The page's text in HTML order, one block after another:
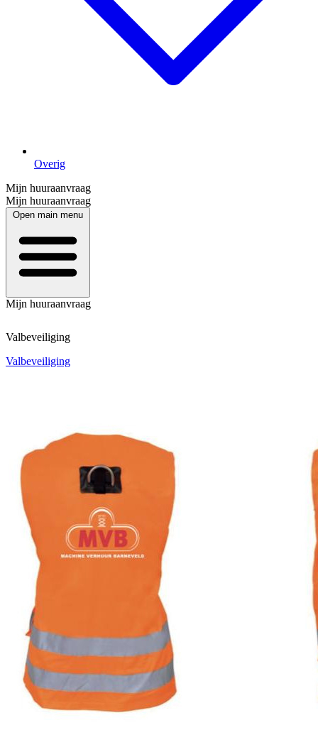
Overig
Mijn huuraanvraag
Mijn huuraanvraag
Open main menu
Mijn huuraanvraag
Valbeveiliging
Valbeveiliging